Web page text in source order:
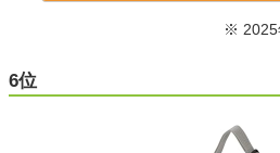
※ 2025
6位